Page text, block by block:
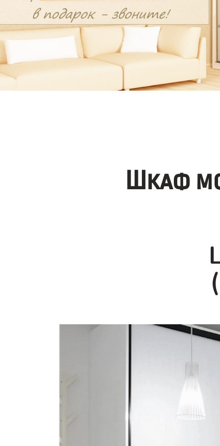
Шкаф